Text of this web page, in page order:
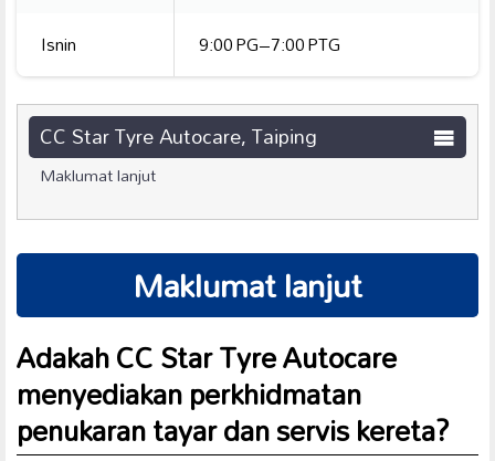
Isnin
9:00 PG–7:00 PTG
CC Star Tyre Autocare, Taiping
Maklumat lanjut
Maklumat lanjut
Adakah CC Star Tyre Autocare
menyediakan perkhidmatan
penukaran tayardanservis kereta?